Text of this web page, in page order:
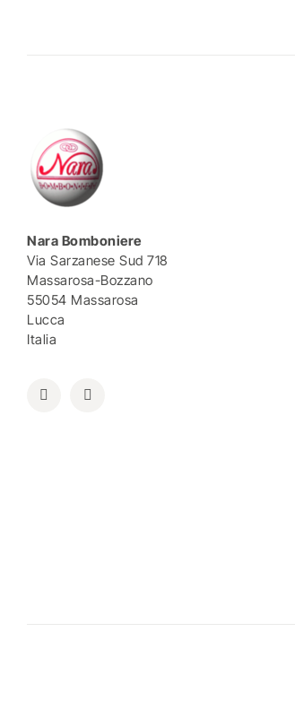
Nara Bomboniere
Via Sarzanese Sud 718
Massarosa-Bozzano
55054 Massarosa
Lucca
Italia